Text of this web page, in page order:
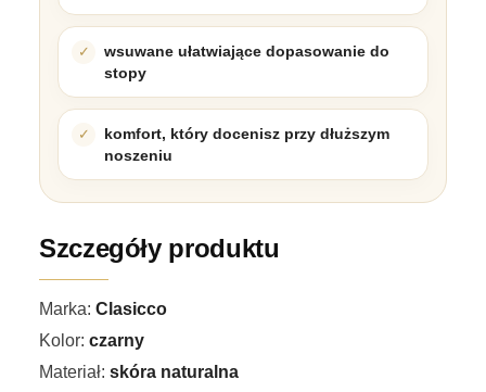
wsuwane ułatwiające dopasowanie do
stopy
komfort, który docenisz przy dłuższym
noszeniu
Szczegóły produktu
Marka: Clasicco
Kolor: czarny
Materiał: skóra naturalna